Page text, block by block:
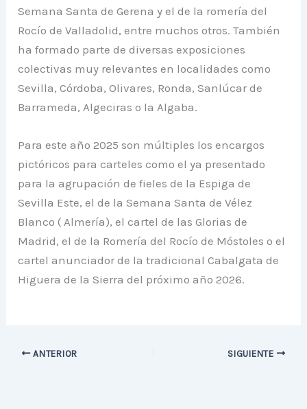
Semana Santa de Gerena y el de la romería del
Rocío de Valladolid, entre muchos otros. También
ha formado parte de diversas exposiciones
colectivas muy relevantes en localidades como
Sevilla, Córdoba, Olivares, Ronda, Sanlúcar de
Barrameda, Algeciras o la Algaba.
Para este año 2025 son múltiples los encargos
pictóricos para carteles como el ya presentado
para la agrupación de fieles de la Espiga de
Sevilla Este, el de la Semana Santa de Vélez
Blanco ( Almería), el cartel de las Glorias de
Madrid, el de la Romería del Rocío de Móstoles o el
cartel anunciador de la tradicional Cabalgata de
Higuera de la Sierra del próximo año 2026.
ANTERIOR SIGUIENTE